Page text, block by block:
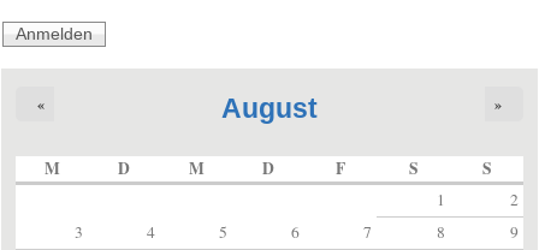
August
« »
M D M D F S S
1
2
3
4 5 6 7 8
9